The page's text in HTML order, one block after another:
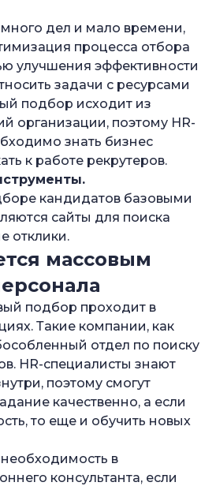
дел и мало времени,
процесса отбора
улучшения эффективности
задачи с ресурсами
подбор исходит из
организации, поэтому HR-
знать бизнес
к работе рекрутеров.
кандидатов базовыми
сайты для поиска
отклики.
массовым
подбор проходит в
Такие компании, как
отдел по поиску
HR-специалисты знают
поэтому смогут
качественно, а если
то еще и обучить новых
в
консультанта, если